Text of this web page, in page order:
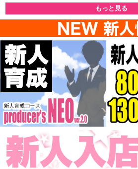
もっと見る